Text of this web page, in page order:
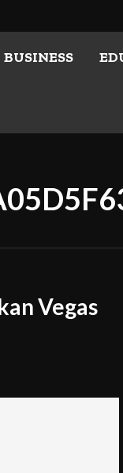
BUSINESS
Vegas